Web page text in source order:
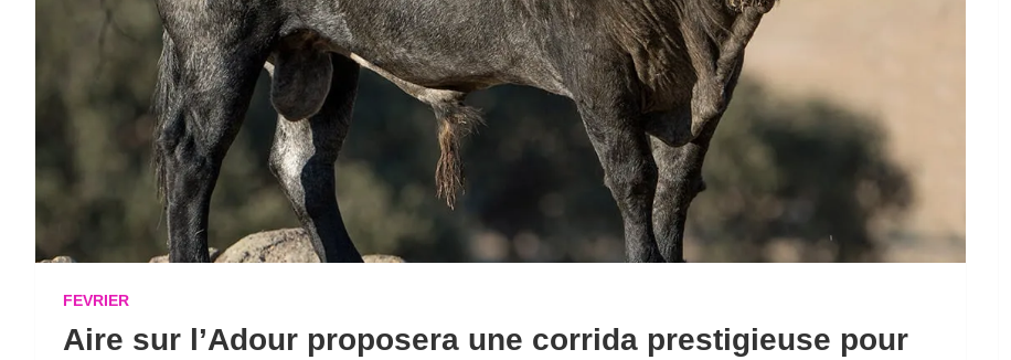
FEVRIER
Aire sur l’Adour proposera une corrida prestigieuse pour